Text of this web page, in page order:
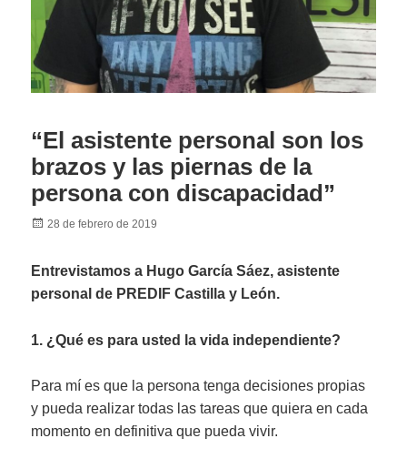
“El asistente personal son los
brazos y las piernas de la
persona con discapacidad”
Posted
28 de febrero de 2019
Entrevistamos a Hugo García Sáez, asistente
personal de PREDIF Castilla y León.
1. ¿Qué es para usted la vida independiente?
Para mí es que la persona tenga decisiones propias
y pueda realizar todas las tareas que quiera en cada
momento en definitiva que pueda vivir.